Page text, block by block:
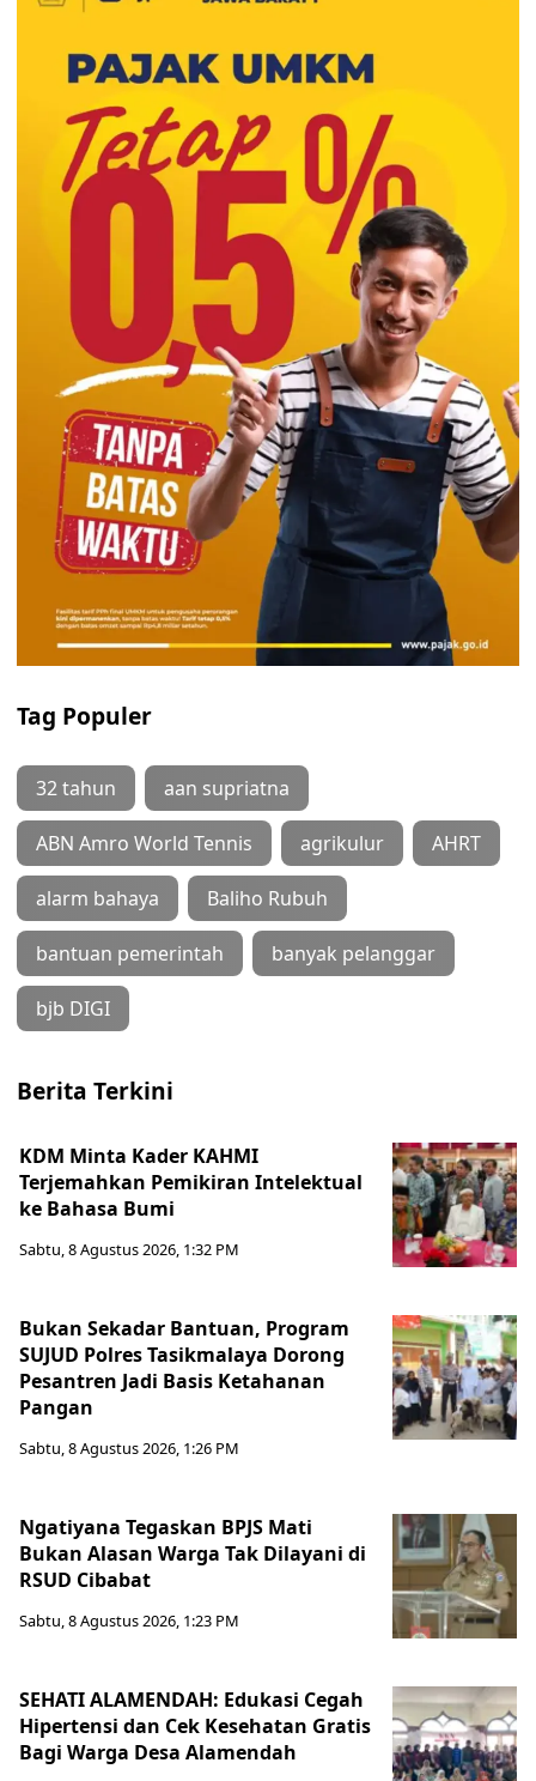
Tag Populer
32 tahun aan supriatna
ABN Amro World Tennis agrikulur AHRT
alarm bahaya Baliho Rubuh
bantuan pemerintah banyak pelanggar
bjb DIGI
Berita Terkini
KDM Minta Kader KAHMI
Terjemahkan Pemikiran Intelektual
ke Bahasa Bumi
Sabtu, 8 Agustus 2026, 1:32 PM
Bukan Sekadar Bantuan, Program
SUJUD Polres Tasikmalaya Dorong
Pesantren Jadi Basis Ketahanan
Pangan
Sabtu, 8 Agustus 2026, 1:26 PM
Ngatiyana Tegaskan BPJS Mati
Bukan Alasan Warga Tak Dilayani di
RSUD Cibabat
Sabtu, 8 Agustus 2026, 1:23 PM
SEHATI ALAMENDAH: Edukasi Cegah
Hipertensi dan Cek Kesehatan Gratis
Bagi Warga Desa Alamendah